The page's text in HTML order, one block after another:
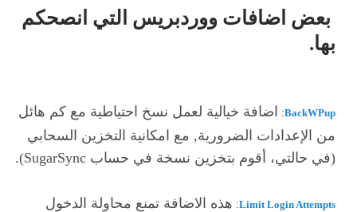
بعض اضافات ووردبريس التي انصحكم
بها.
BackWPup
: اضافة خيالية لعمل نسخ احتياطية مع كم هائل
من الإعدادات الضرورية, مع امكانية التخزين السحابي
(في حالتي، أقوم بتخزين نسخة في حساب SugarSync).
Limit Login Attempts
: هذه الاضافة تمنع محاولة الدخول